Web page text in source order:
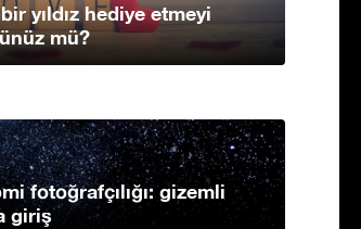
yıldız hediye etmeyi
mü?
fotoğrafçılığı: gizemli
giriş